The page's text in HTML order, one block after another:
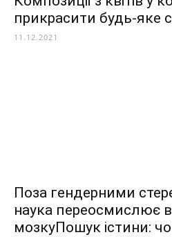
прикрасити будь-яке
11.12.2021
Поза гендерними
наука переосмислює
мозкуПошук істини: чо